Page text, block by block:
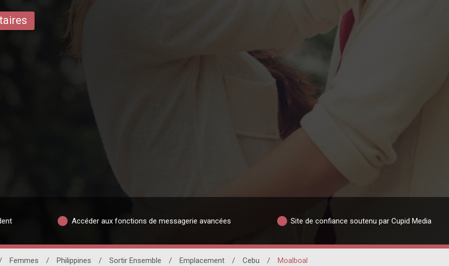
Accéder aux fonctions de messagerie avancées Site de confiance soutenu par Cupid Media
Femmes / Philippines / Sortir Ensemble / Emplacement / Cebu / Moalboal